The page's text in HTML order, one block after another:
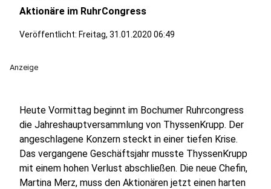
Aktionäre im RuhrCongress
Veröffentlicht: Freitag, 31.01.2020 06:49
Anzeige
Heute Vormittag beginnt im Bochumer Ruhrcongress
die Jahreshauptversammlung von ThyssenKrupp. Der
angeschlagene Konzern steckt in einer tiefen Krise.
Das vergangene Geschäftsjahr musste ThyssenKrupp
mit einem hohen Verlust abschließen. Die neue Chefin,
Martina Merz, muss den Aktionären jetzt einen harten